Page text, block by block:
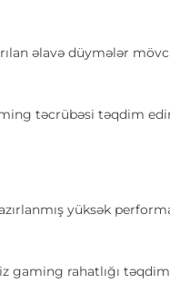
əlavə düymələr
təcrübəsi təqdim
yüksək
gaming rahatlığı